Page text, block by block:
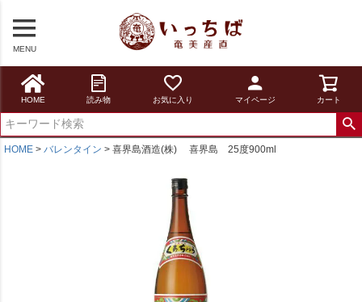
MENU
HOME 読み物 お気に入り マイページ カート
HOME バレンタイン 喜界島酒造(株) 喜界島 25度900ml